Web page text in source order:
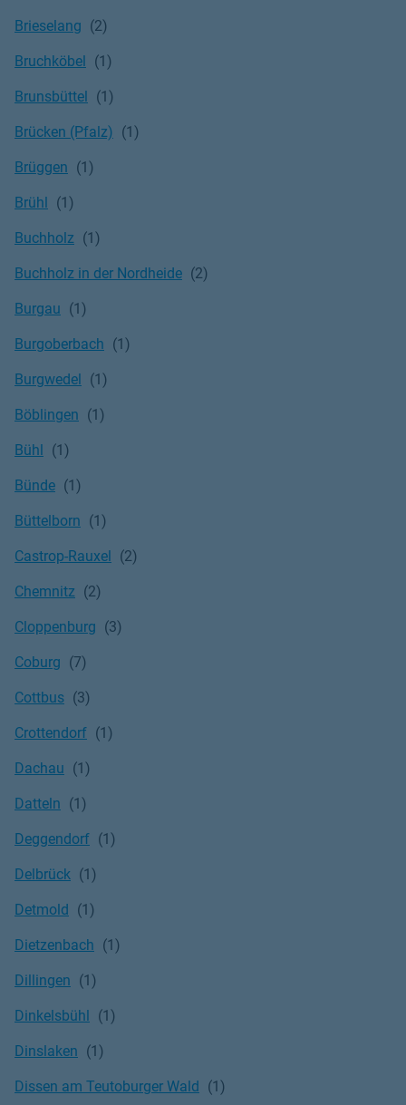
Brieselang
Bruchköbel
Brunsbüttel
Brücken (Pfalz)
Brüggen
Brühl
Buchholz
Buchholz in der Nordheide
Burgau
Burgoberbach
Burgwedel
Böblingen
Bühl
Bünde
Büttelborn
Castrop-Rauxel
Chemnitz
Cloppenburg
Coburg
Cottbus
Crottendorf
Dachau
Datteln
Deggendorf
Delbrück
Detmold
Dietzenbach
Dillingen
Dinkelsbühl
Dinslaken
Dissen am Teutoburger Wald